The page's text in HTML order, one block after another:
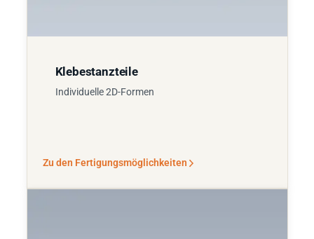
Klebestanzteile
Individuelle 2D-Formen
Zu den Fertigungsmöglichkeiten